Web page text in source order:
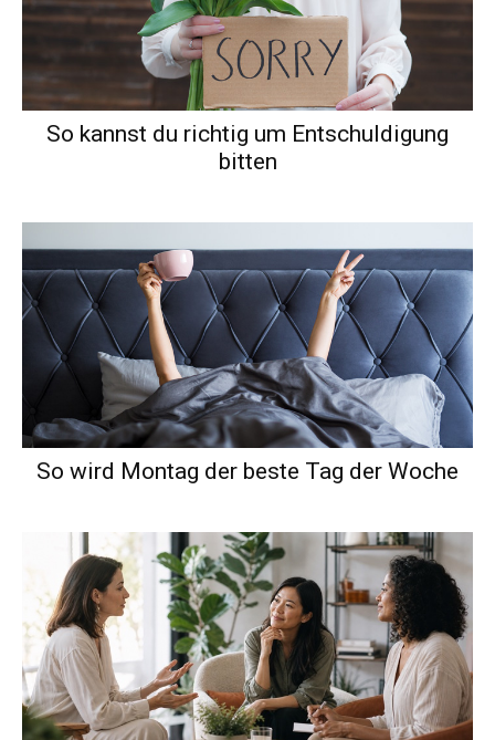
So kannst du richtig um Entschuldigung
bitten
So wird Montag der beste Tag der Woche